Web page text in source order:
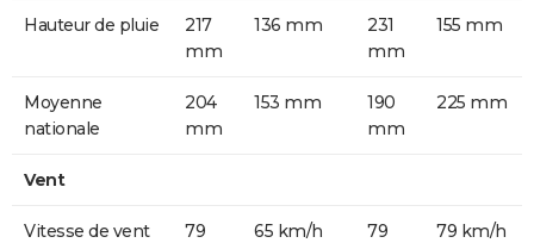
Hauteur de pluie
217
mm
136 mm
231
mm
155 mm
Moyenne
nationale
204
mm
153 mm
190
mm
225 mm
Vent
Vitesse de vent
79
65 km/h
79
79 km/h